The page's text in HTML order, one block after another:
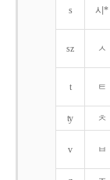
s 시*
sz ㅅ
t ㅌ
ty ㅊ
v ㅂ